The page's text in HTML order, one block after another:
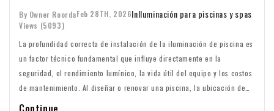
By Owner RoordaFeb 28TH, 2026InIluminación para piscinas y spas
Views (5093)
La profundidad correcta de instalación de la iluminación de piscina es
un factor técnico fundamental que influye directamente en la
seguridad, el rendimiento lumínico, la vida útil del equipo y los costos
de mantenimiento. Al diseñar o renovar una piscina, la ubicación de
las luminarias subacuáticas no debe considerarse un simple detalle.